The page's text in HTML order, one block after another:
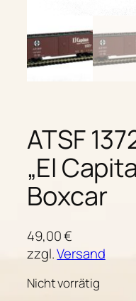
ATSF
„El
Boxcar
49,00€
zzgl.Versand
Nicht vorrätig